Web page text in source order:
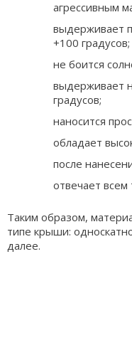
агрессивным
выдерживает
+100 градусов;
не боится
выдерживает
градусов;
наносится
обладает
после
отвечает
Таким образом,
типе крыши:
далее.